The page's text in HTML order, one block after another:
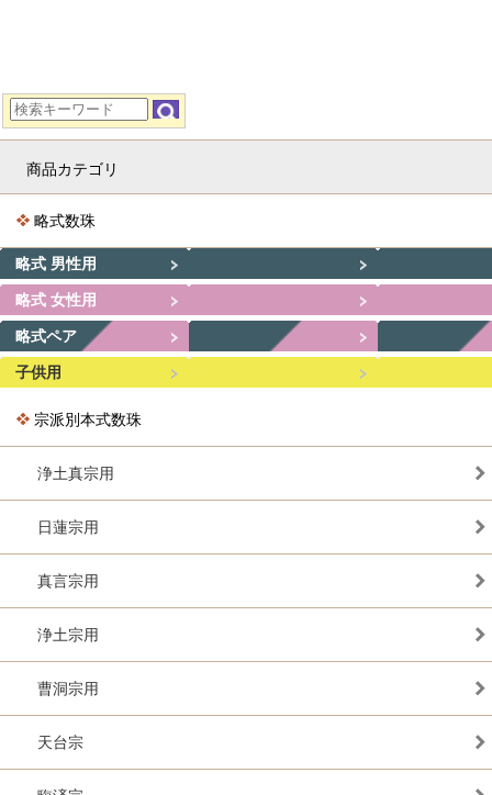
商品カテゴリ
略式数珠
略式 男性用
略式 女性用
略式ペア
子供用
宗派別本式数珠
浄土真宗用
日蓮宗用
真言宗用
浄土宗用
曹洞宗用
天台宗